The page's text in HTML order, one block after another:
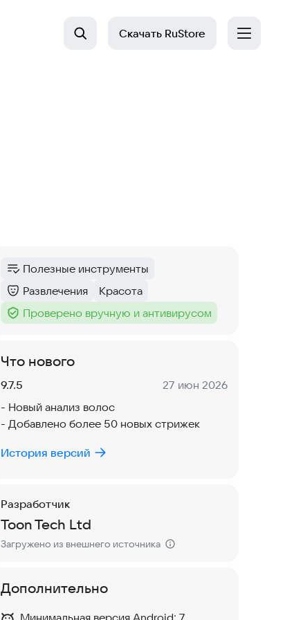
Скачать RuStore
Категория:
Полезные инструменты
Категория :
Развлечения
Тег:
Красота
Тег :
Проверено вручную и антивирусом
Что нового
Версия:
9.7.5 Дата:
27 июн 2026
- Новый анализ волос
- Добавлено более 50 новых стрижек
История версий
Разработчик
Toon Tech Ltd
Загружено из внешнего источника
Дополнительно
Минимальная версия Android: 7